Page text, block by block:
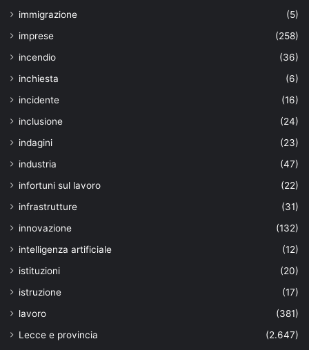
immigrazione
(5)
imprese
(258)
incendio
(36)
inchiesta
(6)
incidente
(16)
inclusione
(24)
indagini
(23)
industria
(47)
infortuni sul lavoro
(22)
infrastrutture
(31)
innovazione
(132)
intelligenza artificiale
(12)
istituzioni
(20)
istruzione
(17)
lavoro
(381)
Lecce e provincia
(2.647)